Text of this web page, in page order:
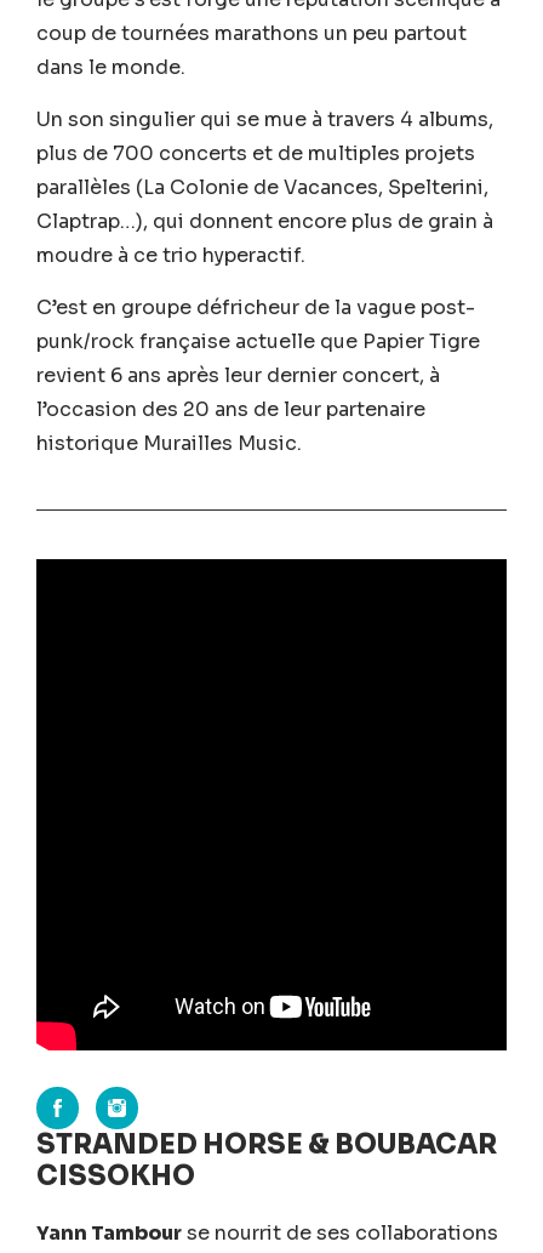
coup de tournées marathons un peu partout
dans le monde.
Un son singulier qui se mue à travers 4 albums,
plus de 700 concerts et de multiples projets
parallèles (La Colonie de Vacances, Spelterini,
Claptrap…), qui donnent encore plus de grain à
moudre à ce trio hyperactif.
C’est en groupe défricheur de la vague post-
punk/rock française actuelle que Papier Tigre
revient 6 ans après leur dernier concert, à
l’occasion des 20 ans de leur partenaire
historique Murailles Music.
STRANDED HORSE & BOUBACAR
CISSOKHO
Yann Tambourse nourrit de ses collaborations